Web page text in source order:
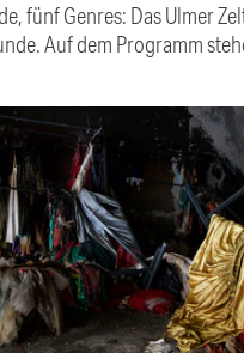
fünf Genres: Das Ulmer
Auf dem Programm